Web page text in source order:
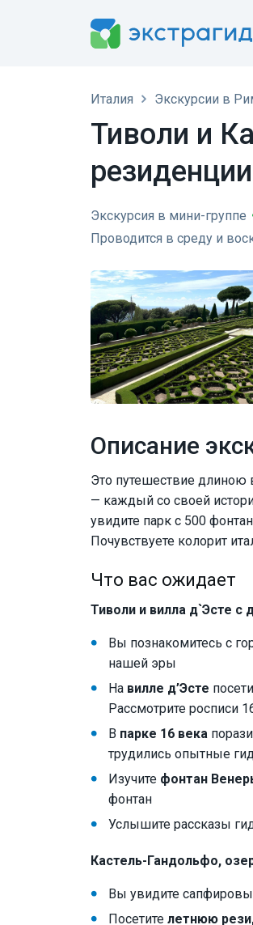
Италия Экскурсии в
Тиволи и
Экскурсия в мини-группе
Проводится в среду и
Описание
Это путешествие длиною
— каждый со своей
увидите парк с 500
Почувствуете колорит
Что вас ожидает
Тиволи и вилла д`Эсте с
Вы познакомитесь с
нашей эры
На вилле д’Эсте
Рассмотрите росписи
В парке 16 века
трудились опытные
Изучите фонтан
фонтан
Услышите рассказы
Кастель-Гандольфо,
Вы увидите
Посетите летнюю